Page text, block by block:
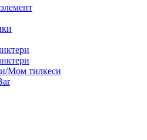
Мом тилкеси